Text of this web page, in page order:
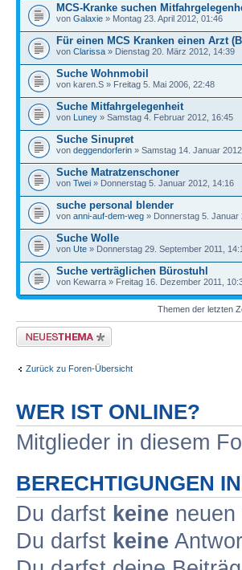
MCS-Kranke suchen
von Galaxie » Montag 23. April 2012, 01:46
Für einen MCS Kranken einen Arzt
von Clarissa » Dienstag 20. März 2012, 14:39
Suche Wohnmobil
von karen.S » Freitag 5. Mai 2006, 22:48
Suche Mitfahrgelegenheit
von Luney » Samstag 4. Februar 2012, 16:45
Suche Sinupret
von deggendorferin » Samstag 14. Januar
Suche Matratzenschoner
von Twei » Donnerstag 5. Januar 2012, 14:16
suche personal blender
von anni-auf-dem-weg » Donnerstag 5. Januar
Suche Wolle
von Ute » Donnerstag 29. September 2011,
Suche verträglichen Bürostuhl
von Kewarra » Freitag 16. Dezember 2011,
Themen der letzten
Neues Thema erstellen
Zurück zu Foren-Übersicht
WER IST ONLINE?
Mitglieder in diesem
BERECHTIGUNGEN
Du darfst keine
Du darfst keine